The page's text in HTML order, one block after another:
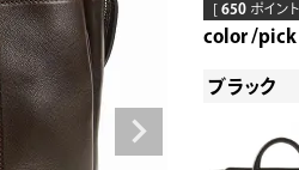
[ 650 ポイン
color
ブラック